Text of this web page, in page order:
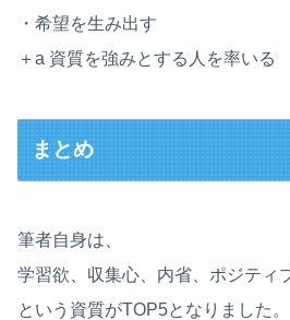
・希望を生み出す
＋a 資質を強みとする人を率いる
まとめ
筆者自身は、
学習欲、収集心、内省、ポジティ
という資質がTOP5となりました。